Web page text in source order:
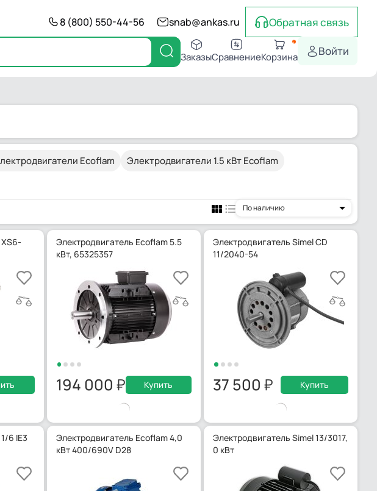
8 (800) 550-44-56 snab@ankas.ru Обратная связь
ЗаказыСравнениеКорзина Войти
Ecoflam
Электродвигатели 1.5 кВт Ecoflam
По наличию
Электродвигатель Ecoflam 5.5
кВт, 65325357
194 000 Купить
Электродвигатель Simel CD
11/2040-54
37 500 Купить
6 IE3
Электродвигатель Ecoflam 4,0
кВт 400/690V D28
Электродвигатель Simel 13/3017,
0 кВт